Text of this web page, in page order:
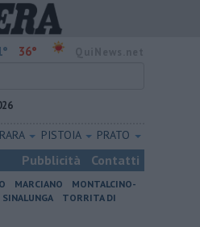
36°
PISTOIA PRATO
Pubblicità Contatti
MARCIANO
MONTALCINO-
SINALUNGA
TORRITA DI